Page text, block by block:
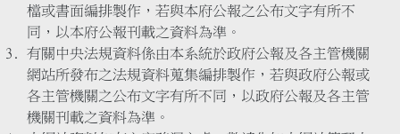
檔或書面編排製作，若與本府公報之公布文字有所不
同，以本府公報刊載之資料為準。
有關中央法規資料係由本系統於政府公報及各主管機關
網站所發布之法規資料蒐集編排製作，若與政府公報或
各主管機關之公布文字有所不同，以政府公報及各主管
機關刊載之資料為準。